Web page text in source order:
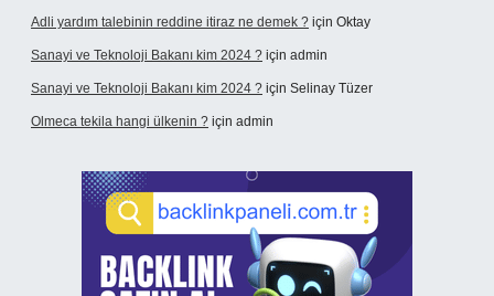
Adli yardım talebinin reddine itiraz ne demek ? için Oktay
Sanayi ve Teknoloji Bakanı kim 2024 ? için admin
Sanayi ve Teknoloji Bakanı kim 2024 ? için Selinay Tüzer
Olmeca tekila hangi ülkenin ? için admin